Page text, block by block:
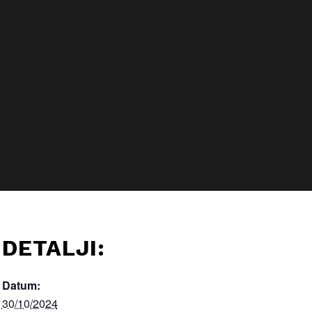
DETALJI:
Datum:
30/10/2024